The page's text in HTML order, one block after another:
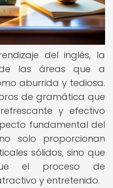
del inglés, la
las áreas que a
aburrida y tediosa.
de gramática que
y efectivo
fundamental del
solo proporcionan
sólidos, sino que
el proceso de
y entretenido.